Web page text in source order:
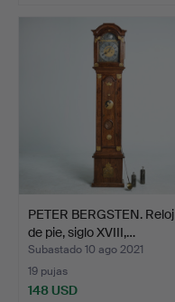
PETER BERGSTEN. Reloj
de pie, siglo XVIII,…
Subastado 10 ago 2021
19 pujas
148 USD